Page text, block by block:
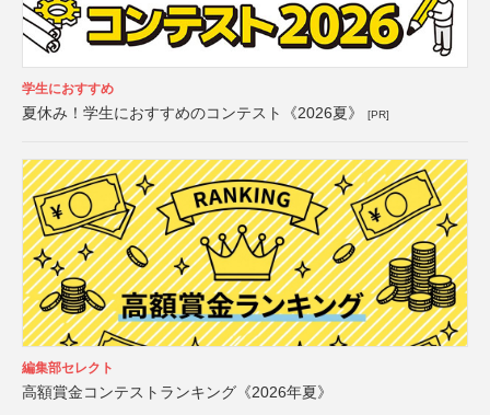
学生におすすめ
夏休み！学生におすすめのコンテスト《2026夏》 [PR]
編集部セレクト
高額賞金コンテストランキング《2026年夏》